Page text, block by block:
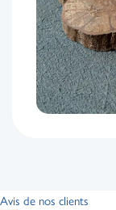
Avis de nos clients